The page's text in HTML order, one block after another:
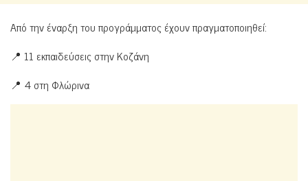
Από την έναρξη του προγράμματος έχουν πραγματοποιηθεί:
📍 11 εκπαιδεύσεις στην Κοζάνη
📍 4 στη Φλώρινα